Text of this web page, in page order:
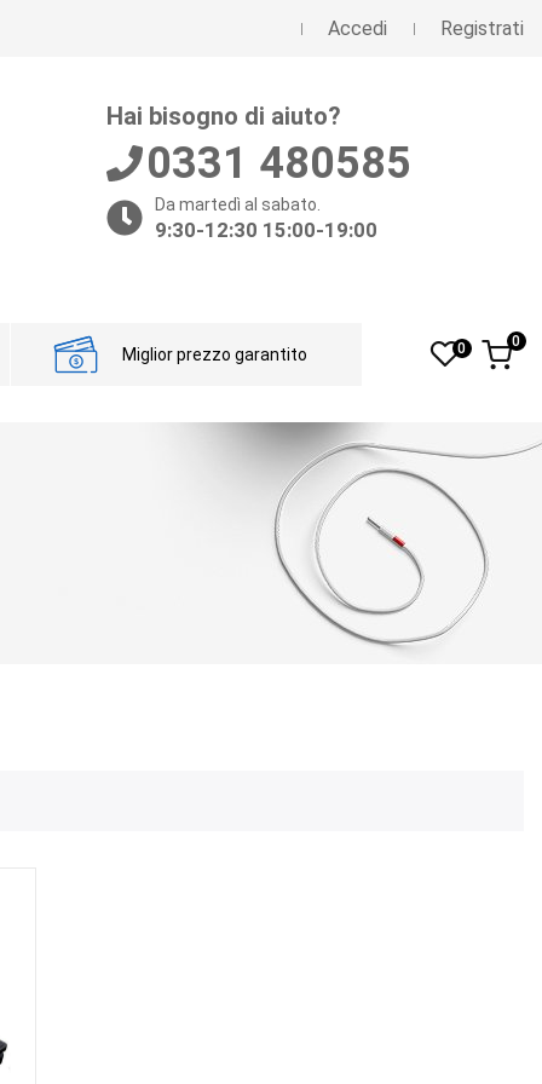
Accedi Registrati
Hai bisogno di aiuto?
0331 480585
Da martedì al sabato.
9:30-12:30 15:00-19:00
Miglior prezzo garantito 0 0